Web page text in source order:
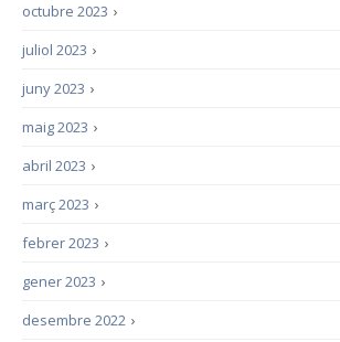
›
octubre 2023
›
juliol 2023
›
juny 2023
›
maig 2023
›
abril 2023
›
març 2023
›
febrer 2023
›
gener 2023
›
desembre 2022